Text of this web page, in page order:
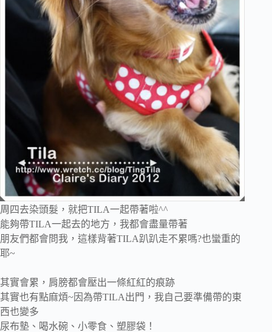
周四去染頭髮，就把TILA一起帶著啦^^
能夠帶TILA一起去的地方，我都會盡量帶著
朋友們都會問我，這樣背著TILA趴趴走不累嗎?也蠻重的
耶~
其實會累，肩膀都會壓出一條紅紅的痕跡
其實也有點麻煩~因為帶TILA出門，我自己要準備帶的東
西也變多
尿布墊、喝水碗、小零食、塑膠袋！